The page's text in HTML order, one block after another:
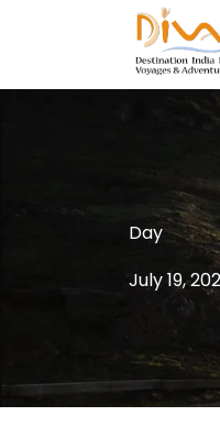
Day
July 19,